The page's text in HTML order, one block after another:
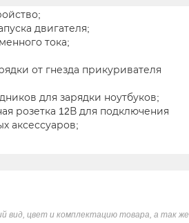
двигателя;
тока;
от гнезда прикуривателя
для зарядки ноутбуков;
розетка 12В для подключения
аксессуаров;
вид, цвет и комплектацию товара, а так же